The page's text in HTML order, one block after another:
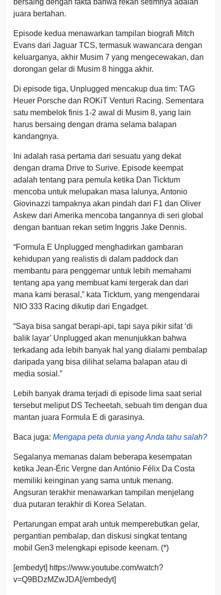
juara bertahan.
Episode kedua menawarkan tampilan biografi Mitch
Evans dari Jaguar TCS, termasuk wawancara dengan
keluarganya, akhir Musim 7 yang mengecewakan, dan
dorongan gelar di Musim 8 hingga akhir.
Di episode tiga, Unplugged mencakup dua tim: TAG
Heuer Porsche dan ROKiT Venturi Racing. Sementara
satu membelok finis 1-2 awal di Musim 8, yang lain
harus bersaing dengan drama selama balapan
kandangnya.
Ini adalah rasa pertama dari sesuatu yang dekat
dengan drama Drive to Surive. Episode keempat
adalah tentang para pemula ketika Dan Ticktum
mencoba untuk melupakan masa lalunya, Antonio
Giovinazzi tampaknya akan pindah dari F1 dan Oliver
Askew dari Amerika mencoba tangannya di seri global
dengan bantuan rekan setim Inggris Jake Dennis.
“Formula E Unplugged menghadirkan gambaran
kehidupan yang realistis di dalam paddock dan
membantu para penggemar untuk lebih memahami
tentang apa yang membuat kami tergerak dan dari
mana kami berasal,” kata Ticktum, yang mengendarai
NIO 333 Racing dikutip dari Engadget.
“Saya bisa sangat berapi-api, tapi saya pikir sifat ‘di
balik layar’ Unplugged akan menunjukkan bahwa
terkadang ada lebih banyak hal yang dialami pembalap
daripada yang bisa dilihat selama balapan atau di
media sosial.”
Lebih banyak drama terjadi di episode lima saat serial
tersebut meliput DS Techeetah, sebuah tim dengan dua
mantan juara Formula E di garasinya.
Baca juga: Mengapa peta dunia yang Anda tahu salah?
Segalanya memanas dalam beberapa kesempatan
ketika Jean-Éric Vergne dan António Félix Da Costa
memiliki keinginan yang sama untuk menang.
Angsuran terakhir menawarkan tampilan menjelang
dua putaran terakhir di Korea Selatan.
Pertarungan empat arah untuk memperebutkan gelar,
pergantian pembalap, dan diskusi singkat tentang
mobil Gen3 melengkapi episode keenam. (*)
[embedyt] https://www.youtube.com/watch?
v=Q9BDzMZwJDA[/embedyt]